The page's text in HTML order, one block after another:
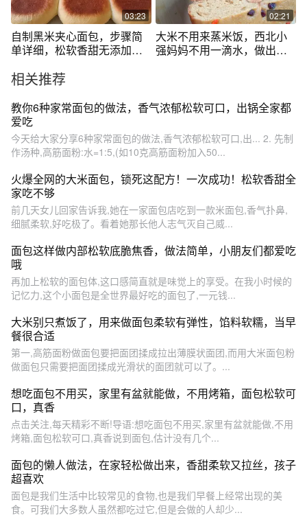
03:23
自制黑米夹心面包，步骤简
单详细，松软香甜无添加，
02:21
大米不用来蒸米饭，西北小
强妈妈不用一滴水，做出蓬
相关推荐
教你6种家常面包的做法，香气浓郁松软可口，出锅全家都
爱吃
今天给大家分享6种家常面包的做法,香气浓郁松软可口,出... 2. 先制
作汤种,高筋面粉:水=1:5,(如10克高筋面粉加入50...
火爆全网的大米面包，锁死这配方！一次成功！松软香甜全
家吃不够
前几天女儿回家告诉我,她在一家面包店吃到一款米面包,香气扑鼻,
细腻柔软,好吃极了。看着她那长他人志气灭自己威...
面包这样做内部松软底脆焦香，做法简单，小朋友们都爱吃
哦
再加上松软的面包体,这口感简直就是味觉上的享受。在我小时候的
记忆力,这个小面包是全世界最好吃的面包了,一元钱...
大米别只煮饭了，用来做面包柔软有弹性，馅料软糯，当早
餐很合适
第一,高筋面粉做面包要把面团揉成拉出薄膜状面团,而用大米面包粉
做面包只需要把面团揉成光滑状的面团就可以了。...
想吃面包不用买，家里有盆就能做，不用烤箱，面包松软可
口，真香
点击关注,每天精彩不断!导语:想吃面包不用买,家里有盆就能做,不用
烤箱,面包松软可口,真香说到面包,估计没有几个...
面包的懒人做法，在家轻松做出来，香甜柔软又拉丝，孩子
超喜欢
面包是我们生活中比较常见的食物,也是我们早餐上经常出现的美
食。可我们大多数人虽然都吃过它,但是会做的人却少...